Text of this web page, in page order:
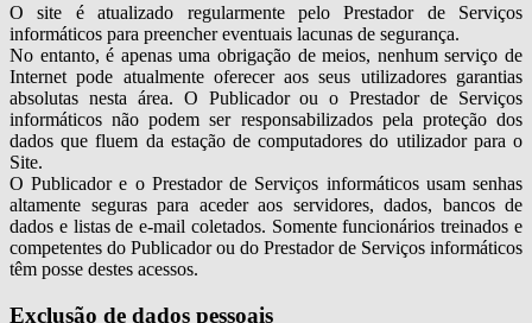
O site é atualizado regularmente pelo Prestador de Serviços
informáticos para preencher eventuais lacunas de segurança.
No entanto, é apenas uma obrigação de meios, nenhum serviço de
Internet pode atualmente oferecer aos seus utilizadores garantias
absolutas nesta área. O Publicador ou o Prestador de Serviços
informáticos não podem ser responsabilizados pela proteção dos
dados que fluem da estação de computadores do utilizador para o
Site.
O Publicador e o Prestador de Serviços informáticos usam senhas
altamente seguras para aceder aos servidores, dados, bancos de
dados e listas de e-mail coletados. Somente funcionários treinados e
competentes do Publicador ou do Prestador de Serviços informáticos
têm posse destes acessos.
Exclusão de dados pessoais